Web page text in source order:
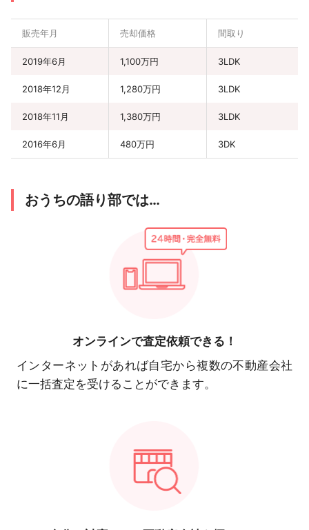
販売年月 売却価格 間取り
2019年6月 1,100万円 3LDK
2018年12月 1,280万円 3LDK
2018年11月 1,380万円 3LDK
2016年6月 480万円 3DK
おうちの語り部では…
オンラインで査定依頼できる！
インターネットがあれば自宅から複数の不動産会社
に一括査定を受けることができます。